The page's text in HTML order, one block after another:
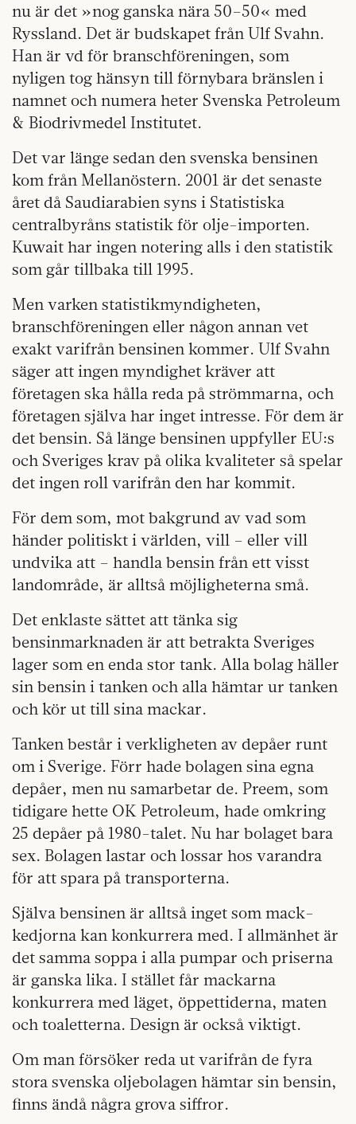
nu är det »nog ganska nära 50–50« med
Ryssland. Det är budskapet från Ulf Svahn.
Han är vd för branschföreningen, som
nyligen tog hänsyn till förnybara bränslen i
namnet och numera heter Svenska Petroleum
& Biodrivmedel Institutet.
Det var länge sedan den svenska bensinen
kom från Mellanöstern. 2001 är det senaste
året då Saudiarabien syns i Statistiska
centralbyråns statistik för olje-importen.
Kuwait har ingen notering alls i den statistik
som går tillbaka till 1995.
Men varken statistikmyndigheten,
branschföreningen eller någon annan vet
exakt varifrån bensinen kommer. Ulf Svahn
säger att ingen myndighet kräver att
företagen ska hålla reda på strömmarna, och
företagen själva har inget intresse. För dem är
det bensin. Så länge bensinen uppfyller EU:s
och Sveriges krav på olika kvaliteter så spelar
det ingen roll varifrån den har kommit.
För dem som, mot bakgrund av vad som
händer politiskt i världen, vill – eller vill
undvika att – handla bensin från ett visst
landområde, är alltså möjligheterna små.
Det enklaste sättet att tänka sig
bensinmarknaden är att betrakta Sveriges
lager som en enda stor tank. Alla bolag häller
sin bensin i tanken och alla hämtar ur tanken
och kör ut till sina mackar.
Tanken består i verkligheten av depåer runt
om i Sverige. Förr hade bolagen sina egna
depåer, men nu samarbetar de. Preem, som
tidigare hette OK Petroleum, hade omkring
25 depåer på 1980-talet. Nu har bolaget bara
sex. Bolagen lastar och lossar hos varandra
för att spara på transporterna.
Själva bensinen är alltså inget som mack-
kedjorna kan konkurrera med. I allmänhet är
det samma soppa i alla pumpar och priserna
är ganska lika. I stället får mackarna
konkurrera med läget, öppettiderna, maten
och toaletterna. Design är också viktigt.
Om man försöker reda ut varifrån de fyra
stora svenska oljebolagen hämtar sin bensin,
finns ändå några grova siffror.